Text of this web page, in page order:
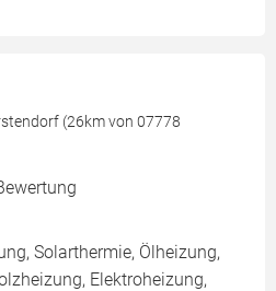
(26km von 07778
Solarthermie, Ölheizung,
Elektroheizung,